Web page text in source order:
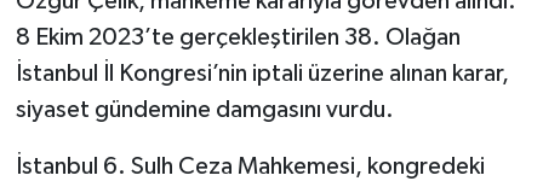
8 Ekim 2023’te gerçekleştirilen 38. Olağan
İstanbul İl Kongresi’nin iptali üzerine alınan karar,
siyaset gündemine damgasını vurdu.
İstanbul 6. Sulh Ceza Mahkemesi, kongredeki
SAĞLIK
Spor
Tarihi Yapılarımız